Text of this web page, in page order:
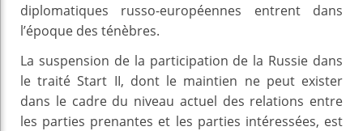
diplomatiques russo-européennes entrent dans
l’époque des ténèbres.
La suspension de la participation de la Russie dans
le traité Start II, dont le maintien ne peut exister
dans le cadre du niveau actuel des relations entre
les parties prenantes et les parties intéressées, est